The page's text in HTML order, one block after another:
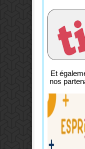
Et
nos